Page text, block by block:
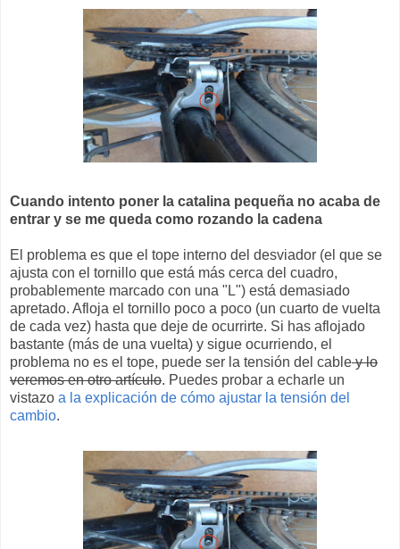
Cuando intento poner la catalina pequeña no acaba de
entrar y se me queda como rozando la cadena
El problema es que el tope interno del desviador (el que se
ajusta con el tornillo que está más cerca del cuadro,
probablemente marcado con una "L") está demasiado
apretado. Afloja el tornillo poco a poco (un cuarto de vuelta
de cada vez) hasta que deje de ocurrirte. Si has aflojado
bastante (más de una vuelta) y sigue ocurriendo, el
problema no es el tope, puede ser la tensión del cabley lo
veremos en otro artículo. Puedes probar a echarle un
vistazo a la explicación de cómo ajustar la tensión del
cambio.